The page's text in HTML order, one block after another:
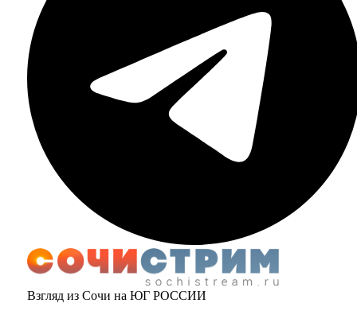
Взгляд из Сочи на ЮГ РОССИИ